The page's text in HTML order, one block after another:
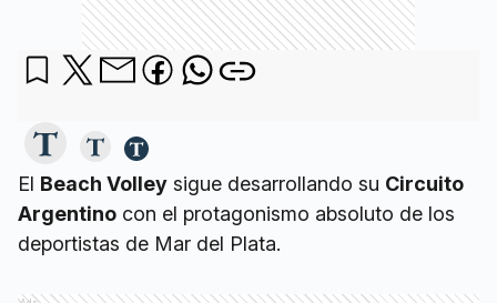
El Beach Volley sigue desarrollando su Circuito
Argentino con el protagonismo absoluto de los
deportistas de Mar del Plata.